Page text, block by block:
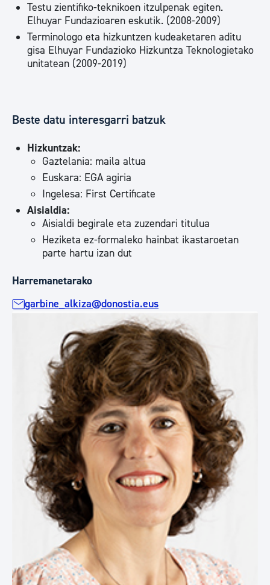
Testu zientifiko-teknikoen itzulpenak egiten.
Elhuyar Fundazioaren eskutik. (2008-2009)
Terminologo eta hizkuntzen kudeaketaren aditu
gisa Elhuyar Fundazioko Hizkuntza Teknologietako
unitatean (2009-2019)
Beste datu interesgarri batzuk
Hizkuntzak:
Gaztelania: maila altua
Euskara: EGA agiria
Ingelesa: First Certificate
Aisialdia:
Aisialdi begirale eta zuzendari titulua
Heziketa ez-formaleko hainbat ikastaroetan
parte hartu izan dut
Harremanetarako
garbine_alkiza@donostia.eus